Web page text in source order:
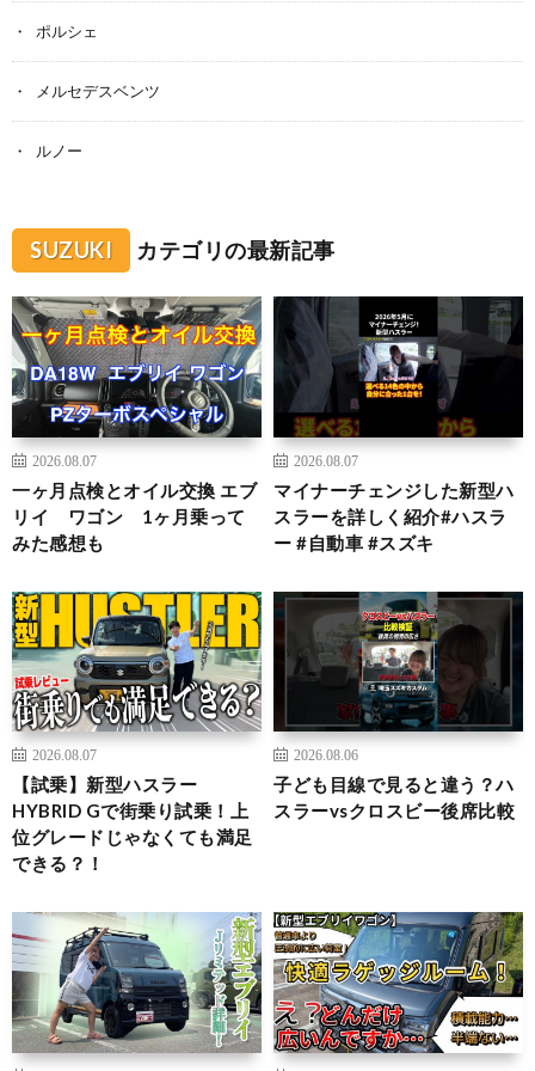
ポルシェ
メルセデスベンツ
ルノー
SUZUKI カテゴリの最新記事
2026.08.07
一ヶ月点検とオイル交換 エブ
リイ ワゴン 1ヶ月乗って
みた感想も
2026.08.07
マイナーチェンジした新型ハ
スラーを詳しく紹介#ハスラ
ー #自動車 #スズキ
2026.08.07
【試乗】新型ハスラー
HYBRID Gで街乗り試乗！上
位グレードじゃなくても満足
できる？！
2026.08.06
子ども目線で見ると違う？ハ
スラーvsクロスビー後席比較